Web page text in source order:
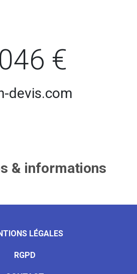
€
devis.com
& informations
LÉGALES
RGPD